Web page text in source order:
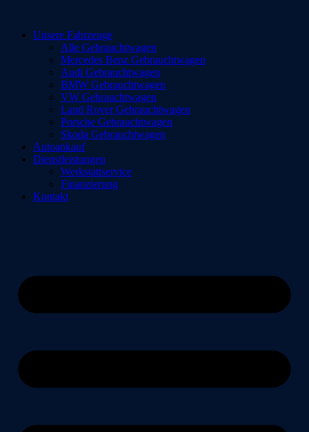
springenUnsere Fahrzeuge
Alle Gebrauchtwagen
Mercedes Benz Gebrauchtwagen
Audi Gebrauchtwagen
BMW Gebrauchtwagen
VW Gebrauchtwagen
Land Rover Gebrauchtwagen
Porsche Gebrauchtwagen
Skoda Gebrauchtwagen
Autoankauf
Dienstleistungen
Werkstattservice
Finanzierung
Kontakt